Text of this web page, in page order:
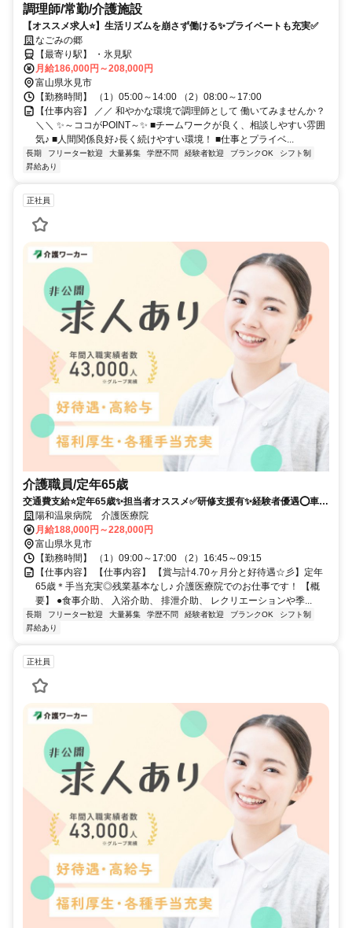
調理師/常勤/介護施設
【オススメ求人⭐️】生活リズムを崩さず働ける✨プライベートも充実✅️
なごみの郷
【最寄り駅】 ・氷見駅
月給186,000円～208,000円
富山県氷見市
【勤務時間】 （1）05:00～14:00 （2）08:00～17:00
【仕事内容】 ／／ 和やかな環境で調理師として 働いてみませんか？
＼＼ ✨～ココがPOINT～✨ ■チームワークが良く、相談しやすい雰囲
気♪ ■人間関係良好♪長く続けやすい環境！ ■仕事とプライベ...
長期 フリーター歓迎 大量募集 学歴不問 経験者歓迎 ブランクOK
シフト制
昇給あり
正社員
介護職員/定年65歳
交通費支給⭐️定年65歳✨担当者オススメ✅️研修支援有✨経験者優遇⭕️車通
勤ＯＫ
陽和温泉病院 介護医療院
月給188,000円～228,000円
富山県氷見市
【勤務時間】 （1）09:00～17:00 （2）16:45～09:15
【仕事内容】 【仕事内容】 【賞与計4.70ヶ月分と好待遇☆彡】定年
65歳＊手当充実◎残業基本なし♪ 介護医療院でのお仕事です！ 【概
要】 ●食事介助、 入浴介助、 排泄介助、 レクリエーションや季...
長期 フリーター歓迎 大量募集 学歴不問 経験者歓迎 ブランクOK
シフト制
昇給あり
正社員